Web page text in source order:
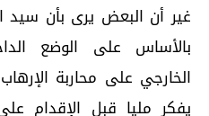
غير أن البعض يرى بأن سيد
بالأساس على الوضع
الخارجي على محاربة
يفكر مليا قبل الإقدام